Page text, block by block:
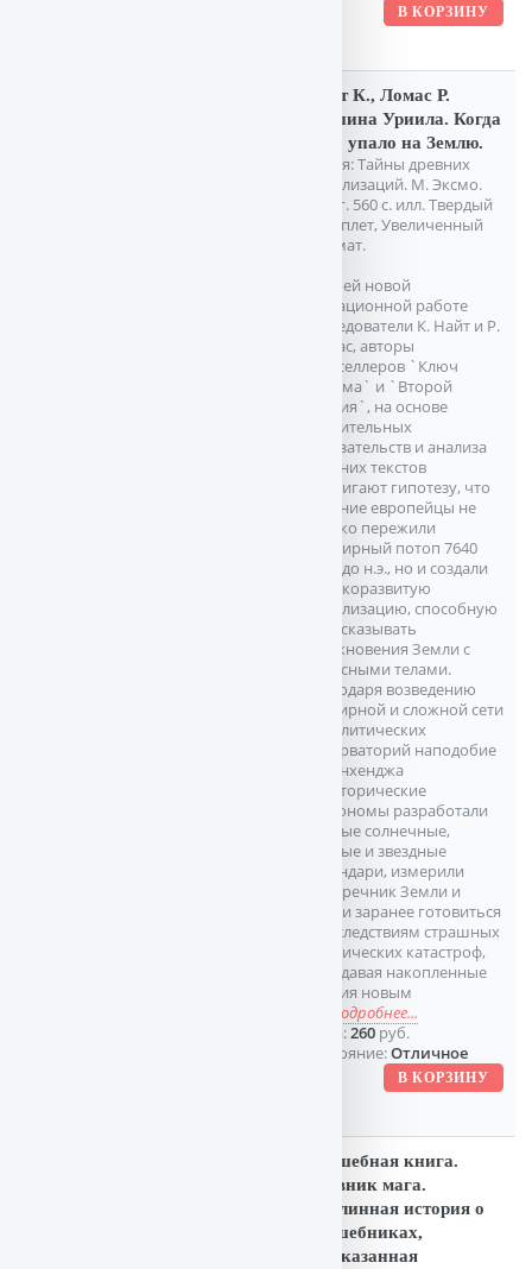
Найт К., Ломас Р.
Машина Уриила. Когда
небо упало на Землю.
Серия: Тайны древних
цивилизаций. М. Эксмо.
2006г. 560 с. илл. Твердый
переплет, Увеличенный
формат.
В своей новой
сенсационной работе
исследователи К. Найт и Р.
Ломас, авторы
бестселлеров `Ключ
Хирама` и `Второй
мессия`, на основе
убедительных
доказательств и анализа
древних текстов
выдвигают гипотезу, что
древние европейцы не
только пережили
Всемирный потоп 7640
года до н.э., но и создали
высокоразвитую
цивилизацию, способную
предсказывать
столкновения Земли с
небесными телами.
Благодаря возведению
обширной и сложной сети
мегалитических
обсерваторий наподобие
Стоунхенджа
доисторические
астрономы разработали
точные солнечные,
лунные и звездные
календари, измерили
поперечник Земли и
могли заранее готовиться
к последствиям страшных
космических катастроф,
передавая накопленные
знания новым
подробнее...
Цена:260руб.
Состояние:Отличное
Волшебная книга.
Дневник мага.
Подлинная история о
волшебниках,
рассказанная